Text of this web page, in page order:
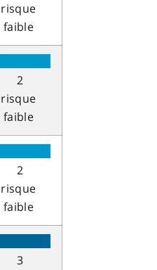
risque
faible
2
risque
faible
2
risque
faible
3